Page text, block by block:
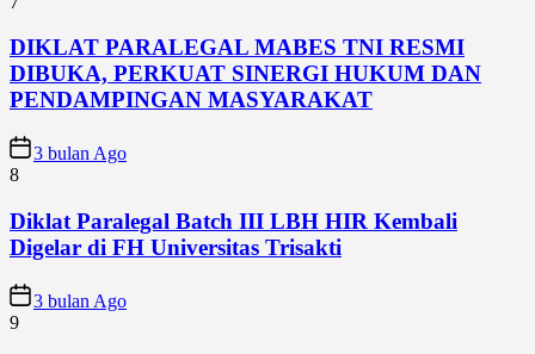
DIKLAT PARALEGAL MABES TNI RESMI
DIBUKA, PERKUAT SINERGI HUKUM DAN
PENDAMPINGAN MASYARAKAT
3 bulan Ago
8
Diklat Paralegal Batch III LBH HIR Kembali
Digelar di FH Universitas Trisakti
3 bulan Ago
9